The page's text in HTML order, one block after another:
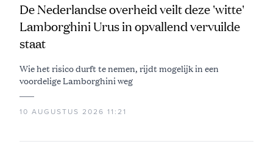
De Nederlandse overheid veilt deze 'witte'
Lamborghini Urus in opvallend vervuilde
staat
Wie het risico durft te nemen, rijdt mogelijk in een
voordelige Lamborghini weg
10 AUGUSTUS 2026 11:21